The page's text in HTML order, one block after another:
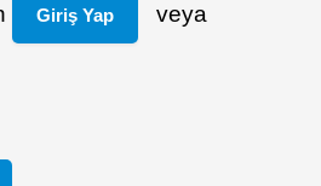
Giriş Yap veya